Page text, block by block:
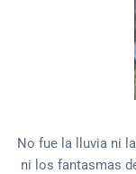
No fue la lluvia ni
ni los fantasmas